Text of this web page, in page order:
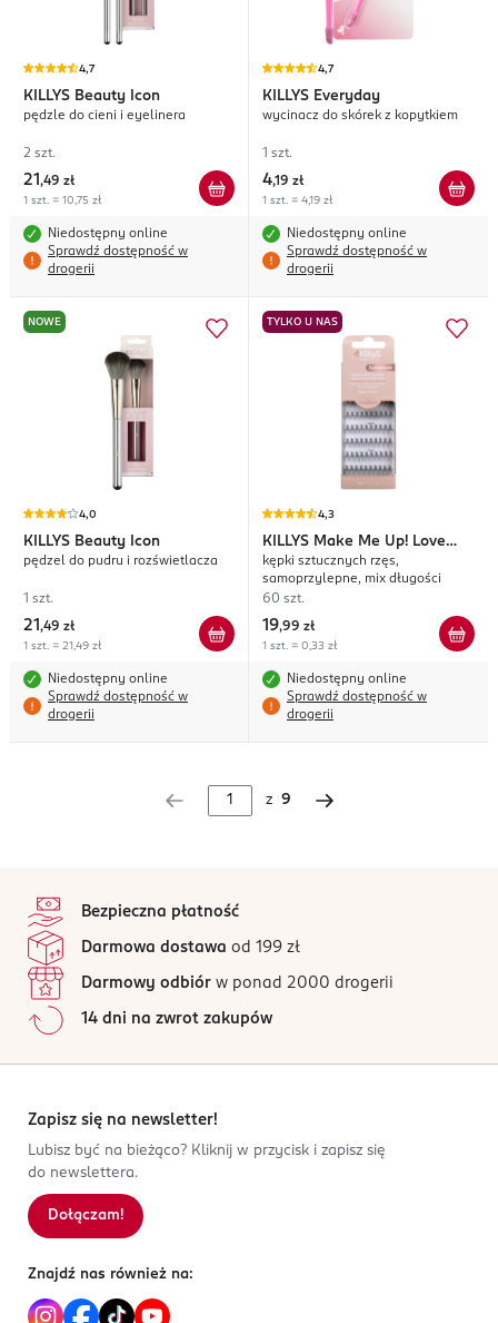
4,7
KILLYS Beauty Icon
pędzle do cieni i eyelinera
2 szt.
21 ,49 zł
1 szt. = 10,75 zł
Niedostępny online
Sprawdź dostępność w
drogerii
4,7
KILLYS Everyday
wycinacz do skórek z kopytkiem
1 szt.
4,19 zł
1 szt. = 4,19 zł
Niedostępny online
Sprawdź dostępność w
drogerii
NOWE
4,0
KILLYS Beauty Icon
pędzel do pudru i rozświetlacza
1 szt.
21 ,49 zł
1 szt. = 21,49 zł
Niedostępny online
Sprawdź dostępność w
drogerii
TYLKO U NAS
4,3
KILLYS Make Me Up! Love
Lashes
kępki sztucznych rzęs,
samoprzylepne, mix długości
60 szt.
19,99 zł
1 szt. = 0,33 zł
Niedostępny online
Sprawdź dostępność w
drogerii
z 9
Bezpieczna płatność
Darmowa dostawa od 199 zł
Darmowy odbiór w ponad 2000 drogerii
14 dni na zwrot zakupów
Zapisz się na newsletter!
Lubisz być na bieżąco? Kliknij w przycisk i zapisz się
do newslettera.
Dołączam!
Znajdź nas również na: